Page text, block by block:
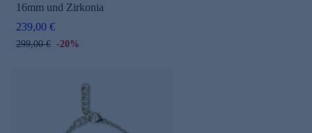
16mm und Zirkonia
239,00 €
299,00 € -20%